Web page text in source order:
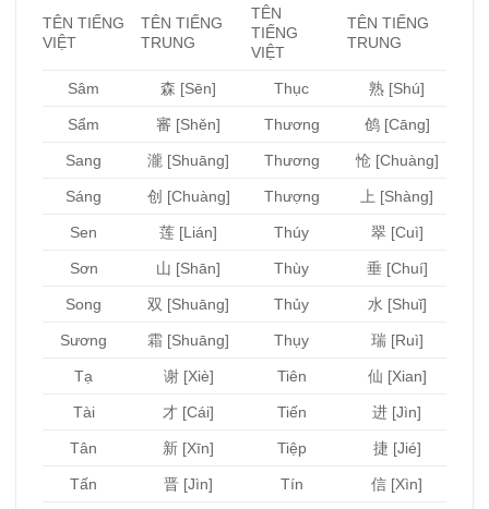
TÊN TIẾNG
VIỆT
TÊN TIẾNG
TRUNG
TÊN
TIẾNG
VIỆT
TÊN TIẾNG
TRUNG
Sâm 森 [Sēn] Thục 熟 [Shú]
Sẩm 審 [Shěn] Thương 鸧 [Cāng]
Sang 瀧 [Shuāng] Thương 怆 [Chuàng]
Sáng 创 [Chuàng] Thượng 上 [Shàng]
Sen 莲 [Lián] Thúy 翠 [Cuì]
Sơn 山 [Shān] Thùy 垂 [Chuí]
Song 双 [Shuāng] Thủy 水 [Shuǐ]
Sương 霜 [Shuāng] Thụy 瑞 [Ruì]
Tạ 谢 [Xiè] Tiên 仙 [Xian]
Tài 才 [Cái] Tiến 进 [Jìn]
Tân 新 [Xīn] Tiệp 捷 [Jié]
Tấn 晋 [Jìn] Tín 信 [Xìn]